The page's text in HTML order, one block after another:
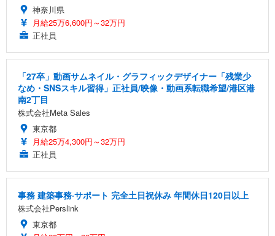
神奈川県
月給25万6,600円～32万円
正社員
「27卒」動画サムネイル・グラフィックデザイナー「残業少
なめ・SNSスキル習得」正社員/映像・動画系転職希望/港区港
南2丁目
株式会社Meta Sales
東京都
月給25万4,300円～32万円
正社員
事務 建築事務·サポート 完全土日祝休み 年間休日120日以上
株式会社Perslink
東京都